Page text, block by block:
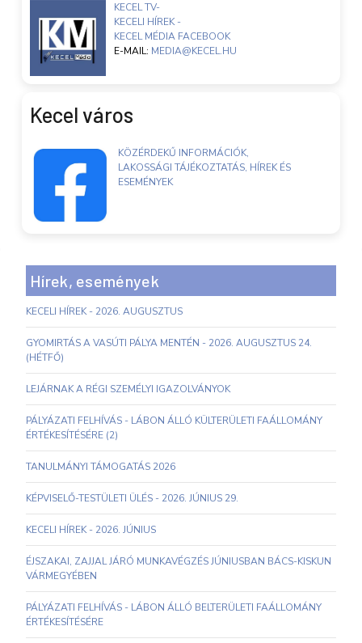
KECEL TV-
KECELI HÍREK -
KECEL MÉDIA FACEBOOK
E-MAIL: MEDIA@KECEL.HU
Kecel város
KÖZÉRDEKŰ INFORMÁCIÓK,
LAKOSSÁGI TÁJÉKOZTATÁS, HÍREK ÉS
ESEMÉNYEK
Hírek, események
KECELI HÍREK - 2026. AUGUSZTUS
GYOMIRTÁS A VASÚTI PÁLYA MENTÉN - 2026. AUGUSZTUS 24.
(HÉTFŐ)
LEJÁRNAK A RÉGI SZEMÉLYI IGAZOLVÁNYOK
PÁLYÁZATI FELHÍVÁS - LÁBON ÁLLÓ KÜLTERÜLETI FAÁLLOMÁNY
ÉRTÉKESÍTÉSÉRE (2)
TANULMÁNYI TÁMOGATÁS 2026
KÉPVISELŐ-TESTÜLETI ÜLÉS - 2026. JÚNIUS 29.
KECELI HÍREK - 2026. JÚNIUS
ÉJSZAKAI, ZAJJAL JÁRÓ MUNKAVÉGZÉS JÚNIUSBAN BÁCS-KISKUN
VÁRMEGYÉBEN
PÁLYÁZATI FELHÍVÁS - LÁBON ÁLLÓ BELTERÜLETI FAÁLLOMÁNY
ÉRTÉKESÍTÉSÉRE